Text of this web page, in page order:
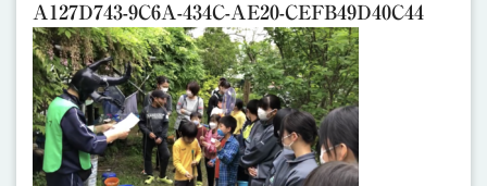
A127D743-9C6A-434C-AE20-CEFB49D40C44